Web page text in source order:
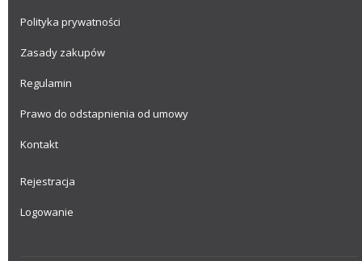
Polityka prywatności
Zasady zakupów
Regulamin
Prawo do odstapnienia od umowy
Kontakt
Rejestracja
Logowanie